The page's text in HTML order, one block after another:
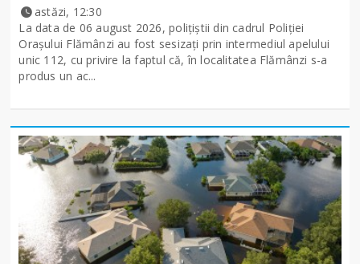
astăzi, 12:30
La data de 06 august 2026, polițiștii din cadrul Poliției
Orașului Flămânzi au fost sesizați prin intermediul apelului
unic 112, cu privire la faptul că, în localitatea Flămânzi s-a
produs un ac...